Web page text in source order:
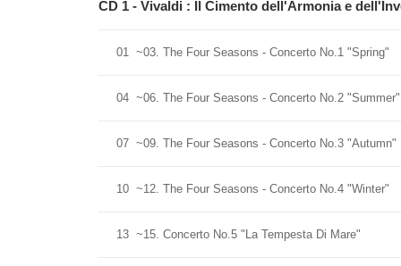
CD 1 - Vivaldi : Il Cimento dell'Armonia e
01 ~03. The Four Seasons - Concerto No.1 "Spring"
04 ~06. The Four Seasons - Concerto No.2 "Summer"
07 ~09. The Four Seasons - Concerto No.3 "Autumn"
10 ~12. The Four Seasons - Concerto No.4 "Winter"
13 ~15. Concerto No.5 "La Tempesta Di Mare"